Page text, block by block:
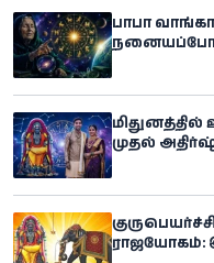
பாபா
மிதுனத்தில்
முதல்
ராஜயோகம்: